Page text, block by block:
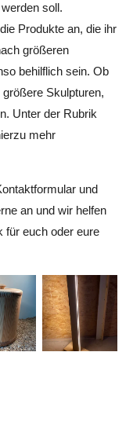
soll.
Produkte an, die ihr
größeren
behilflich sein. Ob
Skulpturen,
Unter der Rubrik
mehr
und
an und wir helfen
für euch oder eure